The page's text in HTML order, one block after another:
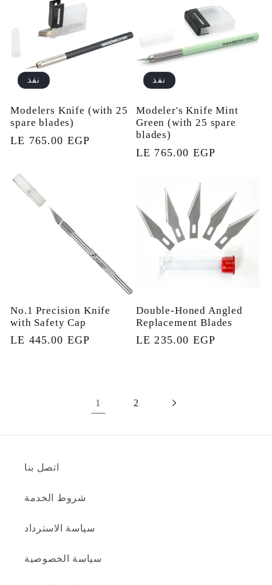
نفذ
Modelers Knife (with 25
spare blades)
السعر
LE 765.00 EGP
نفذ
Modeler's Knife Mint
Green (with 25 spare
blades)
السعر
LE 765.00 EGP
No.1 Precision Knife
with Safety Cap
السعر
LE 445.00 EGP
Double-Honed Angled
Replacement Blades
السعر
LE 235.00 EGP
1 2
اتصل بنا
شروط الخدمة
سياسة الاسترداد
سياسة الخصوصية